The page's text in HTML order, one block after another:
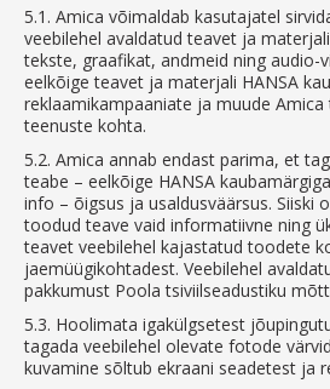
5.1. Amica võimaldab kasutajatel
veebilehel avaldatud teavet ja
tekste, graafikat, andmeid ning audio-
eelkõige teavet ja materjali HANSA
reklaamikampaaniate ja muude
teenuste kohta.
5.2. Amica annab endast parima, et
teabe – eelkõige HANSA
info – õigsus ja usaldusväärsus. Siiski
toodud teave vaid informatiivne ning
teavet veebilehel kajastatud toodete
jaemüügikohtadest. Veebilehel
pakkumust Poola tsiviilseadustiku
5.3. Hoolimata igakülgsetest
tagada veebilehel olevate fotode
kuvamine sõltub ekraani seadetest ja